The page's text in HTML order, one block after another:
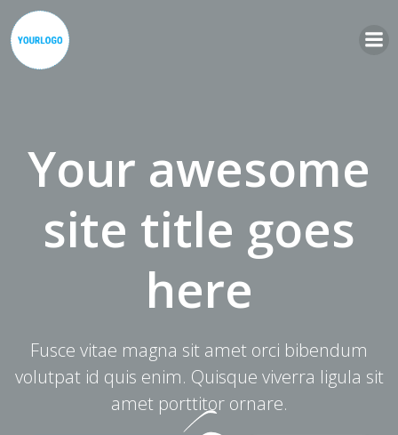
Your awesome
site title goes
here
Fusce vitae magna sit amet orci bibendum
volutpat id quis enim. Quisque viverra ligula sit
amet porttitor ornare.